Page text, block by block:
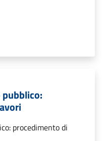
procedimento di